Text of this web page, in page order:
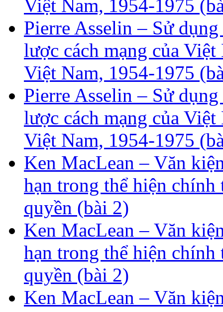
Việt Nam, 1954-1975
Pierre Asselin – Sử
lược cách mạng của
Việt Nam, 1954-1975
Pierre Asselin – Sử
lược cách mạng của
Việt Nam, 1954-1975
Ken MacLean – Văn
hạn trong thể hiện
quyền (bài 2)
Ken MacLean – Văn
hạn trong thể hiện
quyền (bài 2)
Ken MacLean – Văn